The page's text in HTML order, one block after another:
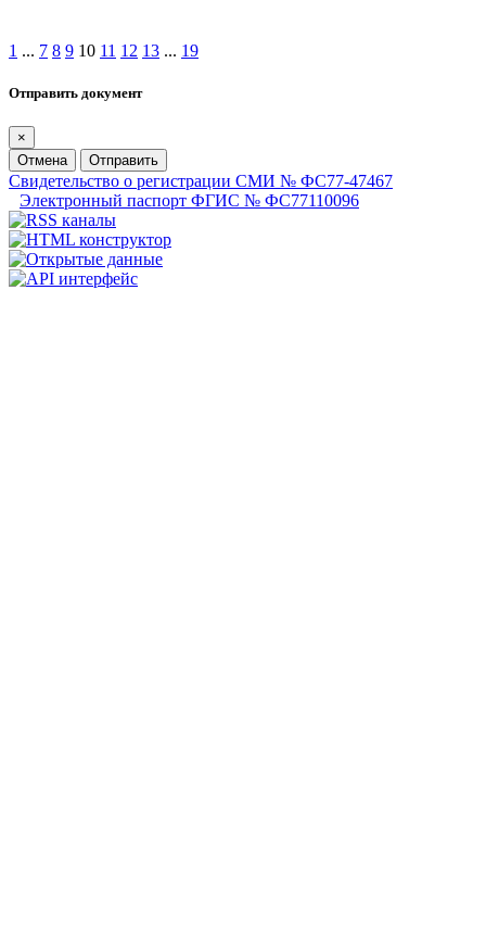
1 ... 7 8 9 10 11 12 13 ... 19
Отправить документ
×
Отмена
Отправить
Свидетельство о регистрации СМИ № ФС77-47467
Электронный паспорт ФГИС № ФС77110096